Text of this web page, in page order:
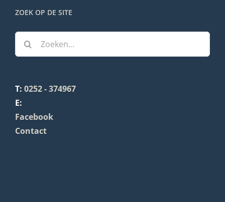
ZOEK OP DE SITE
Zoeken
naar:
T: 0252 - 374967
E:
Facebook
Contact